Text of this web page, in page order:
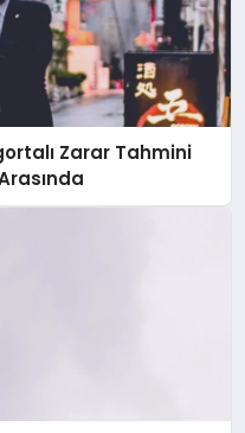
Zarar Tahmini